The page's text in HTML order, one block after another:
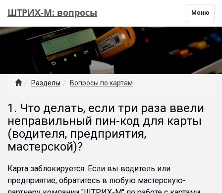
Toggle
navigation
Меню
ШТРИХ-М: вопросы
Разделы Вопросы по картам
1. Что делать, если три раза ввели
неправильный пин-код для карты
(водителя, предприятия,
мастерской)?
Карта заблокируется. Если вы водитель или
предприятие, обратитесь в любую мастерскую-